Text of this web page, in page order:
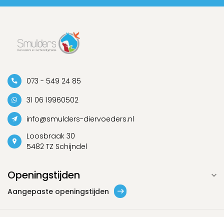
073 - 549 24 85
31 06 19960502
info@smulders-diervoeders.nl
Loosbraak 30
5482 TZ Schijndel
Openingstijden
Aangepaste openingstijden